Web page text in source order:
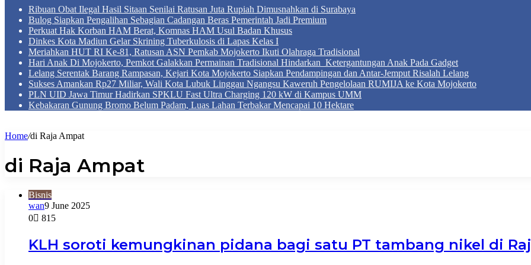
Ribuan Obat Ilegal Hasil Sitaan Senilai Ratusan Juta Rupiah Dimusnahkan di Surabaya
Bulog Siapkan Pengalihan Sebagian Cadangan Beras Pemerintah Jadi Premium
Perkuat Hak Korban HAM Berat, Komnas HAM Usul Badan Khusus
Dinkes Kota Madiun Gelar Skrining Tuberkulosis di Lapas Kelas I
Meriahkan HUT RI Ke-81, Ratusan ASN Pemkab Mojokerto Ikuti Olahraga Tradisional
Hari Anak Di Mojokerto, Pemkot Galakkan Permainan Tradisional Hindarkan Ketergantungan Anak Pada Gadget
Lelang Serentak Barang Rampasan, Kejari Kota Mojokerto Siapkan Pendampingan dan Antar-Jemput Risalah Lelang
Sukses Amankan Rp27 Miliar, Wali Kota Lubuk Linggau Ngangsu Kaweruh Pengelolaan RUMIJA ke Kota Mojokerto
PLN UID Jawa Timur Hadirkan SPKLU Fast Ultra Charging 120 kW di Kampus UMM
Kebakaran Gunung Bromo Belum Padam, Luas Lahan Terbakar Mencapai 10 Hektare
Home/di Raja Ampat
di Raja Ampat
Bisnis
wan9 June 2025
0
815
KLH soroti kemungkinan pidana bagi satu PT tambang nikel di